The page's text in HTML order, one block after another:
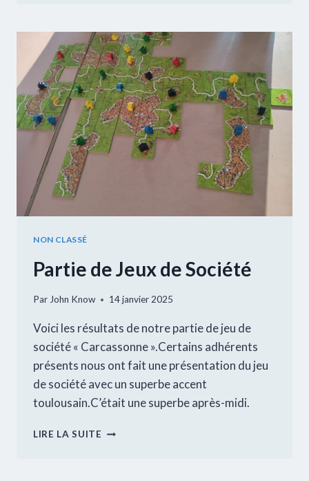
NON CLASSÉ
Partie de Jeux de Société
ParJohn Know 14 janvier 2025
Voici les résultats de notre partie de jeu de
société « Carcassonne ».Certains adhérents
présents nous ont fait une présentation du jeu
de société avec un superbe accent
toulousain.C’était une superbe après-midi.
LIRE LA SUITE PARTIE